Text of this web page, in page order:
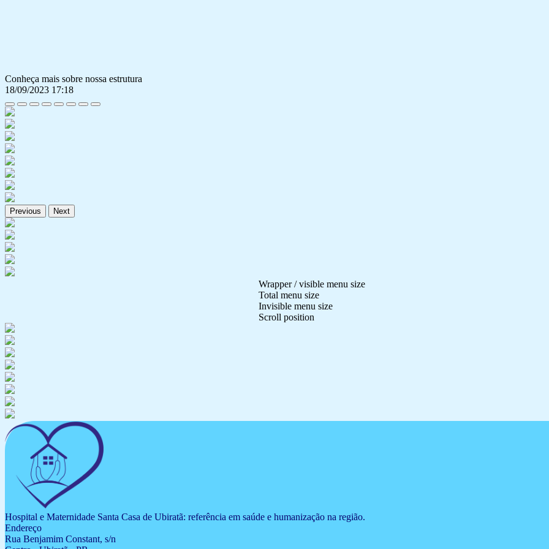
Conheça mais sobre nossa estrutura
18/09/2023 17:18
Previous Next
Wrapper / visible menu size
Total menu size
Invisible menu size
Scroll position
Hospital e Maternidade Santa Casa de Ubiratã: referência em saúde e humanização na região.
Endereço
Rua Benjamim Constant, s/n